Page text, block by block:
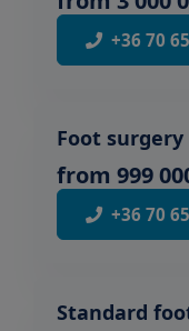
+36 70
Foot
from 999
+36 70
Standard